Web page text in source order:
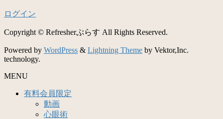
ログイン
Copyright © Refresherぷらす All Rights Reserved.
Powered by WordPress & Lightning Theme by Vektor,Inc.
technology.
MENU
有料会員限定
動画
心眼術